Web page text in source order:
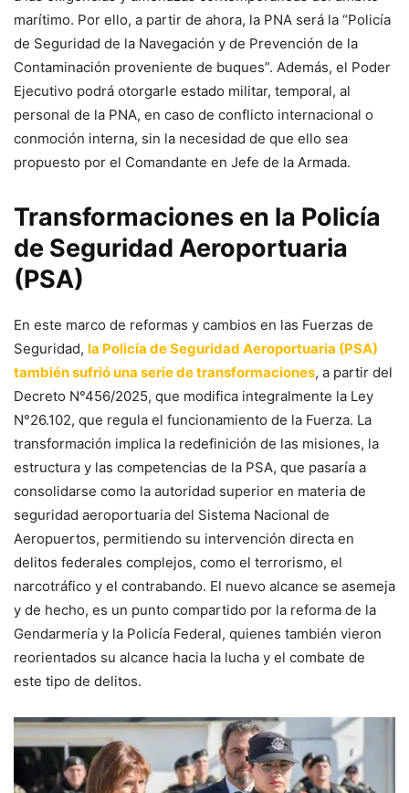
marítimo. Por ello, a partir de ahora, la PNA será la “Policía
de Seguridad de la Navegación y de Prevención de la
Contaminación proveniente de buques”. Además, el Poder
Ejecutivo podrá otorgarle estado militar, temporal, al
personal de la PNA, en caso de conflicto internacional o
conmoción interna, sin la necesidad de que ello sea
propuesto por el Comandante en Jefe de la Armada.
Transformaciones en la Policía
de Seguridad Aeroportuaria
(PSA)
En este marco de reformas y cambios en las Fuerzas de
Seguridad, la Policía de Seguridad Aeroportuaria (PSA)
también sufrió una serie de transformaciones, a partir del
Decreto N°456/2025, que modifica integralmente la Ley
N°26.102, que regula el funcionamiento de la Fuerza. La
transformación implica la redefinición de las misiones, la
estructura y las competencias de la PSA, que pasaría a
consolidarse como la autoridad superior en materia de
seguridad aeroportuaria del Sistema Nacional de
Aeropuertos, permitiendo su intervención directa en
delitos federales complejos, como el terrorismo, el
narcotráfico y el contrabando. El nuevo alcance se asemeja
y de hecho, es un punto compartido por la reforma de la
Gendarmería y la Policía Federal, quienes también vieron
reorientados su alcance hacia la lucha y el combate de
este tipo de delitos.